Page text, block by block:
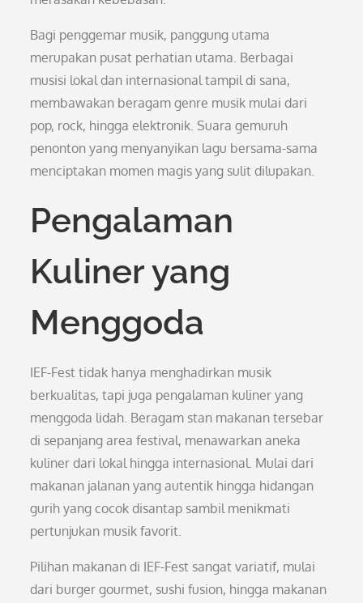
Bagi penggemar musik, panggung utama
merupakan pusat perhatian utama. Berbagai
musisi lokal dan internasional tampil di sana,
membawakan beragam genre musik mulai dari
pop, rock, hingga elektronik. Suara gemuruh
penonton yang menyanyikan lagu bersama-sama
menciptakan momen magis yang sulit dilupakan.
Pengalaman
Kuliner yang
Menggoda
IEF-Fest tidak hanya menghadirkan musik
berkualitas, tapi juga pengalaman kuliner yang
menggoda lidah. Beragam stan makanan tersebar
di sepanjang area festival, menawarkan aneka
kuliner dari lokal hingga internasional. Mulai dari
makanan jalanan yang autentik hingga hidangan
gurih yang cocok disantap sambil menikmati
pertunjukan musik favorit.
Pilihan makanan di IEF-Fest sangat variatif, mulai
dari burger gourmet, sushi fusion, hingga makanan